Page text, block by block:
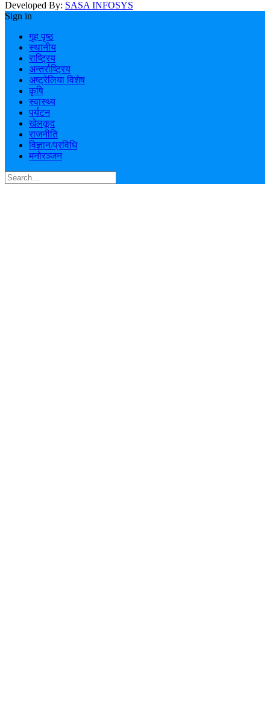
Developed By: SASA INFOSYS
Sign in
गृह पृष्ठ
स्थानीय
राष्ट्रिय
अन्तर्राष्ट्रिय
अष्ट्रेलिया विशेष
कृषि
स्वास्थ्य
पर्यटन
खेलकूद
राजनीति
विज्ञान/प्रविधि
मनोरञ्जन